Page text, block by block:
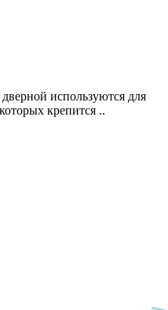
используются для
крепится ..